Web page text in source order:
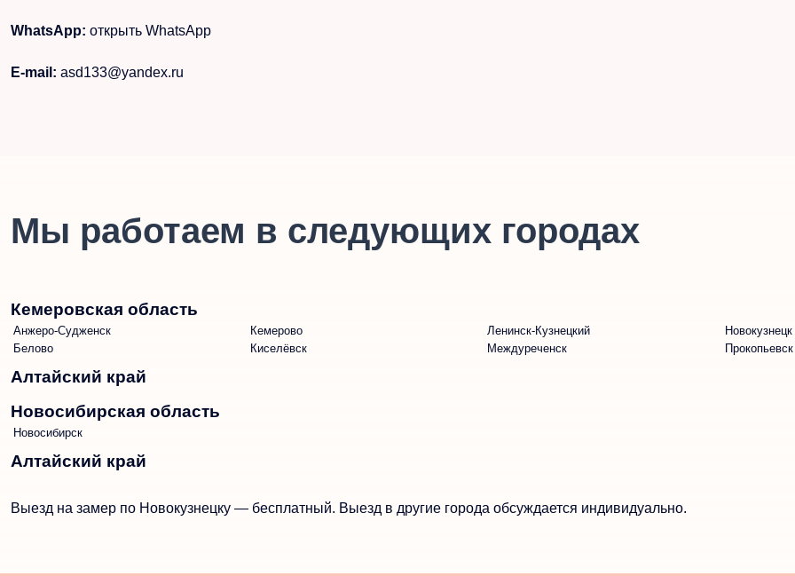
WhatsApp: открыть WhatsApp
E-mail: asd133@yandex.ru
Мы работаем в следующих городах
Кемеровская область
Анжеро-Судженск
Белово
Кемерово
Киселёвск
Ленинск-Кузнецкий
Междуреченск
Новокузнецк
Прокопьевск
Алтайский край
Новосибирская область
Новосибирск
Алтайский край
Выезд на замер по Новокузнецку — бесплатный. Выезд в другие города обсуждается индивидуально.